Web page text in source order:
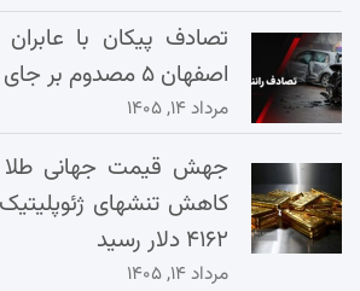
تصادف پیکان با عابران
اصفهان ۵ مصدوم بر جای گذاشت
مرداد ۱۴, ۱۴۰۵
جهش قیمت جهانی طلا
کاهش تنشهای
۴۱۶۲ دلار رسید
مرداد ۱۴, ۱۴۰۵